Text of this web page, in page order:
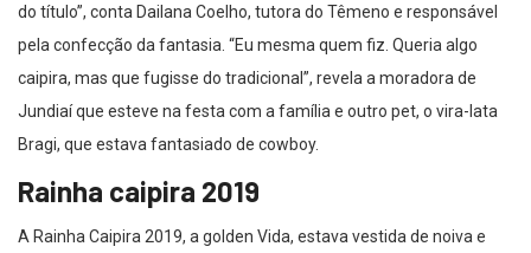
do título”, conta Dailana Coelho, tutora do Têmeno e responsável
pela confecção da fantasia. “Eu mesma quem fiz. Queria algo
caipira, mas que fugisse do tradicional”, revela a moradora de
Jundiaí que esteve na festa com a família e outro pet, o vira-lata
Bragi, que estava fantasiado de cowboy.
Rainha caipira 2019
A Rainha Caipira 2019, a golden Vida, estava vestida de noiva e